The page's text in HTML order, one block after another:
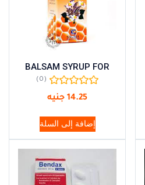
BALSAM SYRUP FOR
(0)
14.25 جنيه
إضافة إلى السلة